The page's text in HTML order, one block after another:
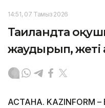
14:51, 07 Тамыз 2026
Таиландта
жаудырып, жеті
АСТАНА. KAZINFORM –